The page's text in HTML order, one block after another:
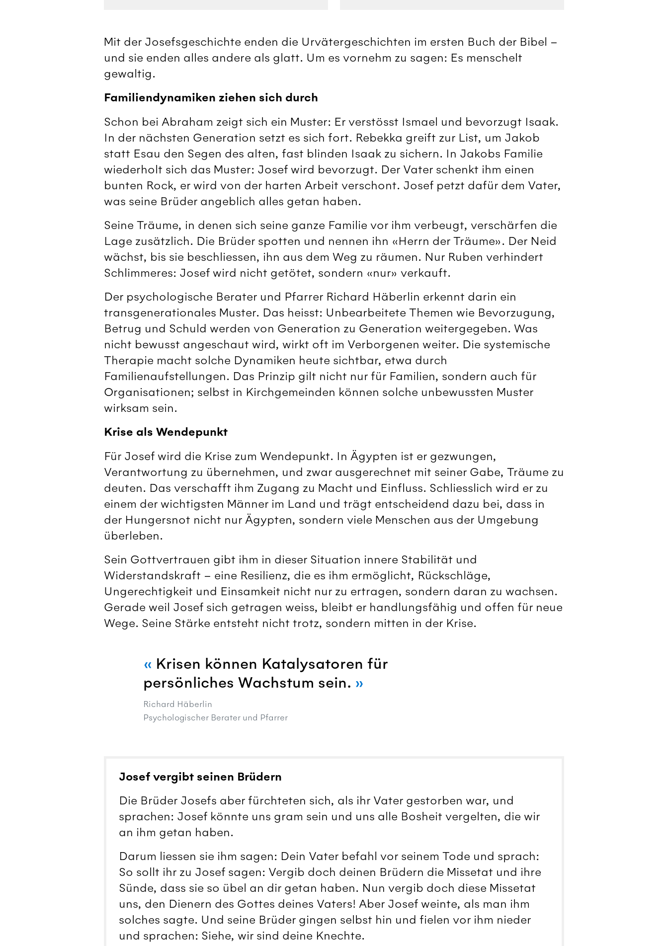
Mit der Josefsgeschichte enden die Urvätergeschichten im ersten Buch der Bibel –
und sie enden alles andere als glatt. Um es vornehm zu sagen: Es menschelt
gewaltig.
Familiendynamiken ziehen sich durch
Schon bei Abraham zeigt sich ein Muster: Er verstösst Ismael und bevorzugt Isaak.
In der nächsten Generation setzt es sich fort. Rebekka greift zur List, um Jakob
statt Esau den Segen des alten, fast blinden Isaak zu sichern. In Jakobs Familie
wiederholt sich das Muster: Josef wird bevorzugt. Der Vater schenkt ihm einen
bunten Rock, er wird von der harten Arbeit verschont. Josef petzt dafür dem Vater,
was seine Brüder angeblich alles getan haben.
Seine Träume, in denen sich seine ganze Familie vor ihm verbeugt, verschärfen die
Lage zusätzlich. Die Brüder spotten und nennen ihn «Herrn der Träume». Der Neid
wächst, bis sie beschliessen, ihn aus dem Weg zu räumen. Nur Ruben verhindert
Schlimmeres: Josef wird nicht getötet, sondern «nur» verkauft.
Der psychologische Berater und Pfarrer Richard Häberlin erkennt darin ein
transgenerationales Muster. Das heisst: Unbearbeitete Themen wie Bevorzugung,
Betrug und Schuld werden von Generation zu Generation weitergegeben. Was
nicht bewusst angeschaut wird, wirkt oft im Verborgenen weiter. Die systemische
Therapie macht solche Dynamiken heute sichtbar, etwa durch
Familienaufstellungen. Das Prinzip gilt nicht nur für Familien, sondern auch für
Organisationen; selbst in Kirchgemeinden können solche unbewussten Muster
wirksam sein.
Krise als Wendepunkt
Für Josef wird die Krise zum Wendepunkt. In Ägypten ist er gezwungen,
Verantwortung zu übernehmen, und zwar ausgerechnet mit seiner Gabe, Träume zu
deuten. Das verschafft ihm Zugang zu Macht und Einfluss. Schliesslich wird er zu
einem der wichtigsten Männer im Land und trägt entscheidend dazu bei, dass in
der Hungersnot nicht nur Ägypten, sondern viele Menschen aus der Umgebung
überleben.
Sein Gottvertrauen gibt ihm in dieser Situation innere Stabilität und
Widerstandskraft – eine Resilienz, die es ihm ermöglicht, Rückschläge,
Ungerechtigkeit und Einsamkeit nicht nur zu ertragen, sondern daran zu wachsen.
Gerade weil Josef sich getragen weiss, bleibt er handlungsfähig und offen für neue
Wege. Seine Stärke entsteht nicht trotz, sondern mitten in der Krise.
Krisen können Katalysatoren für
persönliches Wachstum sein.
Richard Häberlin
Psychologischer Berater und Pfarrer
Josef vergibt seinen Brüdern
Die Brüder Josefs aber fürchteten sich, als ihr Vater gestorben war, und
sprachen: Josef könnte uns gram sein und uns alle Bosheit vergelten, die wir
an ihm getan haben.
Darum liessen sie ihm sagen: Dein Vater befahl vor seinem Tode und sprach:
So sollt ihr zu Josef sagen: Vergib doch deinen Brüdern die Missetat und ihre
Sünde, dass sie so übel an dir getan haben. Nun vergib doch diese Missetat
uns, den Dienern des Gottes deines Vaters! Aber Josef weinte, als man ihm
solches sagte. Und seine Brüder gingen selbst hin und fielen vor ihm nieder
und sprachen: Siehe, wir sind deine Knechte.